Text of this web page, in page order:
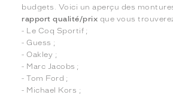
budgets. Voici un aperçu des
rapport qualité/prix que vous
- Le Coq Sportif ;
- Guess ;
- Oakley ;
- Marc Jacobs ;
- Tom Ford ;
- Michael Kors ;